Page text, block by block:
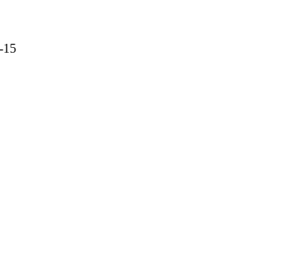
15